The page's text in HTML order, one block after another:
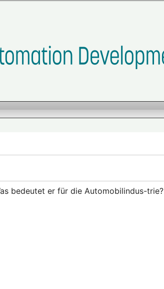
bedeutet er für die Automobilindus-trie?